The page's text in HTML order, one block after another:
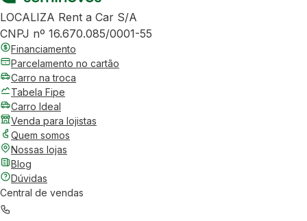
LOCALIZA Rent a Car S/A
CNPJ nº 16.670.085/0001-55
Financiamento
Parcelamento no cartão
Carro na troca
Tabela Fipe
Carro Ideal
Venda para lojistas
Quem somos
Nossas lojas
Blog
Dúvidas
Central de vendas